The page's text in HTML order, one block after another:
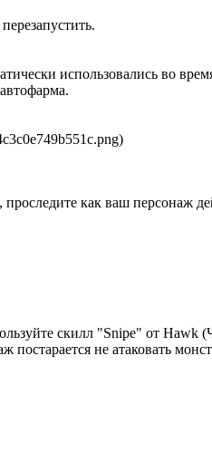
использовались во
)
как ваш персонаж
скилл "Snipe" от Hawk
не атаковать